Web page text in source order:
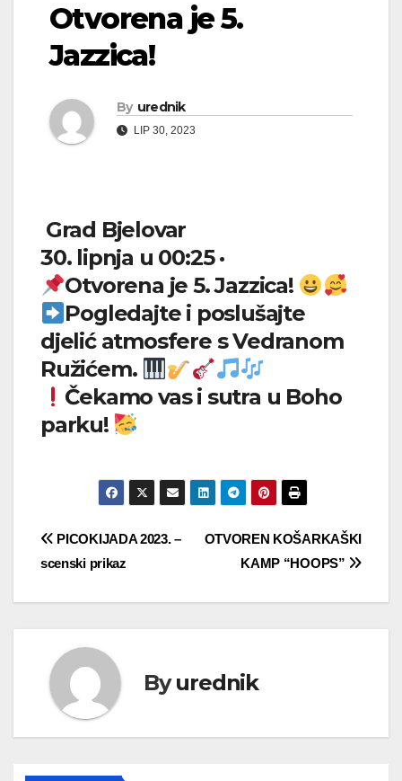
Otvorena je 5.
Jazzica!
By urednik
LIP 30, 2023
Grad Bjelovar
30. lipnja u 00:25 ·
Otvorena je 5. Jazzica!
Pogledajte i poslušajte
djelić atmosfere s Vedranom
Ružićem.
Čekamo vas i sutra u Boho
parku!
Navigacija
objava
OTVOREN KOŠARKAŠKI
KAMP “HOOPS”
PICOKIJADA 2023. –
scenski prikaz
Byurednik